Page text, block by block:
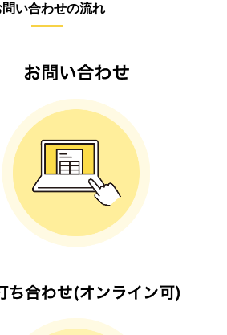
問い合わせの流れ